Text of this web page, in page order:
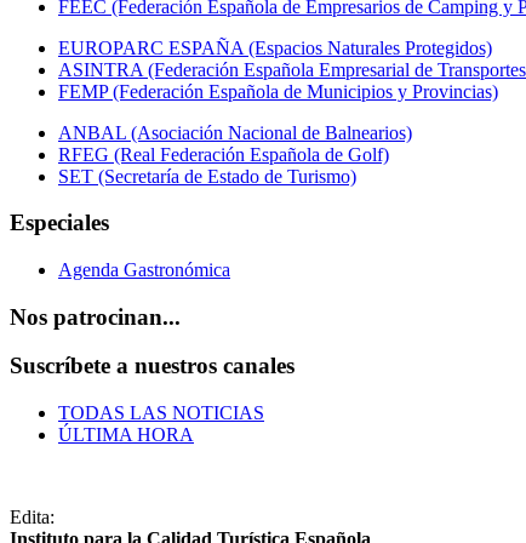
FEEC (Federación Española de Empresarios de Camping y
EUROPARC ESPAÑA (Espacios Naturales Protegidos)
ASINTRA (Federación Española Empresarial de
FEMP (Federación Española de Municipios y Provincias)
ANBAL (Asociación Nacional de Balnearios)
RFEG (Real Federación Española de Golf)
SET (Secretaría de Estado de Turismo)
Especiales
Agenda Gastronómica
Nos patrocinan...
Suscríbete a nuestros canales
TODAS LAS NOTICIAS
ÚLTIMA HORA
Edita: